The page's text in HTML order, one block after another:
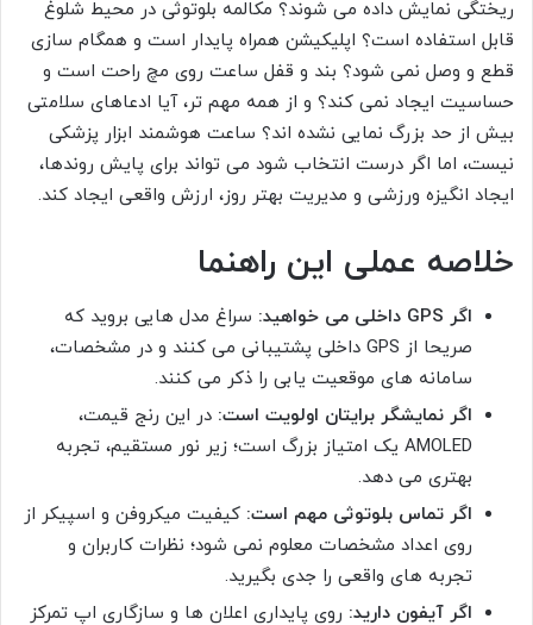
ریختگی نمایش داده می شوند؟ مکالمه بلوتوثی در محیط شلوغ
قابل استفاده است؟ اپلیکیشن همراه پایدار است و همگام سازی
قطع و وصل نمی شود؟ بند و قفل ساعت روی مچ راحت است و
حساسیت ایجاد نمی کند؟ و از همه مهم تر، آیا ادعاهای سلامتی
بیش از حد بزرگ نمایی نشده اند؟ ساعت هوشمند ابزار پزشکی
نیست، اما اگر درست انتخاب شود می تواند برای پایش روندها،
ایجاد انگیزه ورزشی و مدیریت بهتر روز، ارزش واقعی ایجاد کند.
خلاصه عملی این راهنما
اگر GPS داخلی می خواهید:
سراغ مدل هایی بروید که
صریحا از GPS داخلی پشتیبانی می کنند و در مشخصات،
سامانه های موقعیت یابی را ذکر می کنند.
اگر نمایشگر برایتان اولویت است: در این رنج قیمت،
AMOLED یک امتیاز بزرگ است؛ زیر نور مستقیم، تجربه
بهتری می دهد.
اگر تماس بلوتوثی مهم است: کیفیت میکروفن و اسپیکر از
روی اعداد مشخصات معلوم نمی شود؛ نظرات کاربران و
تجربه های واقعی را جدی بگیرید.
اگر آیفون دارید: روی پایداری اعلان ها و سازگاری اپ تمرکز